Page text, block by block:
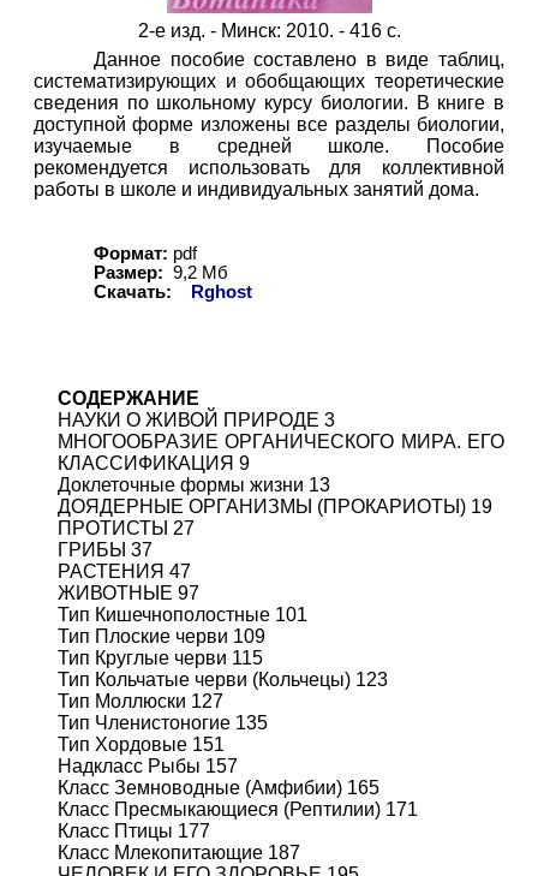
2-е изд. - Минск: 2010. - 416 с.
Данное пособие составлено в виде таблиц,
систематизирующих и обобщающих теоретические
сведения по школьному курсу биологии. В книге в
доступной форме изложены все разделы биологии,
изучаемые в средней школе. Пособие
рекомендуется использовать для коллективной
работы в школе и индивидуальных занятий дома.
Формат: pdf
Размер: 9,2 Мб
Скачать:
Rghost
СОДЕРЖАНИЕ
НАУКИ О ЖИВОЙ ПРИРОДЕ 3
МНОГООБРАЗИЕ ОРГАНИЧЕСКОГО МИРА. ЕГО
КЛАССИФИКАЦИЯ 9
Доклеточные формы жизни 13
ДОЯДЕРНЫЕ ОРГАНИЗМЫ (ПРОКАРИОТЫ) 19
ПРОТИСТЫ 27
ГРИБЫ 37
РАСТЕНИЯ 47
ЖИВОТНЫЕ 97
Тип Кишечнополостные 101
Тип Плоские черви 109
Тип Круглые черви 115
Тип Кольчатые черви (Кольчецы) 123
Тип Моллюски 127
Тип Членистоногие 135
Тип Хордовые 151
Надкласс Рыбы 157
Класс Земноводные (Амфибии) 165
Класс Пресмыкающиеся (Рептилии) 171
Класс Птицы 177
Класс Млекопитающие 187